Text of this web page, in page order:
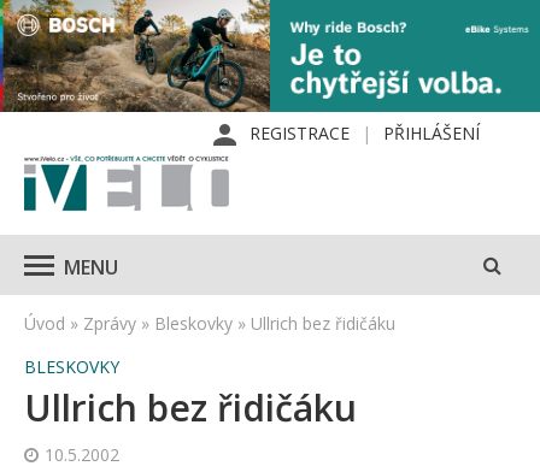
REGISTRACE PŘIHLÁŠENÍ
MENU
Úvod » Zprávy » Bleskovky » Ullrich bez řidičáku
BLESKOVKY
Ullrich bez řidičáku
10.5.2002